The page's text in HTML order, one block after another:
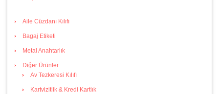
Aile Cüzdanı Kılıfı
Bagaj Etiketi
Metal Anahtarlık
Diğer Ürünler
Av Tezkeresi Kılıfı
Kartvizitlik & Kredi Kartlık